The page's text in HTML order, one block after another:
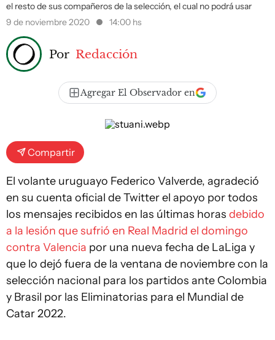
el resto de sus compañeros de la selección, el cual no podrá usar
9 de noviembre 2020
14:00 hs
Por Redacción
Agregar El Observador en
Compartir
El volante uruguayo Federico Valverde, agradeció
en su cuenta oficial de Twitter el apoyo por todos
los mensajes recibidos en las últimas horas debido
a la lesión que sufrió en Real Madrid el domingo
contra Valencia por una nueva fecha de LaLiga y
que lo dejó fuera de la ventana de noviembre con la
selección nacional para los partidos ante Colombia
y Brasil por las Eliminatorias para el Mundial de
Catar 2022.